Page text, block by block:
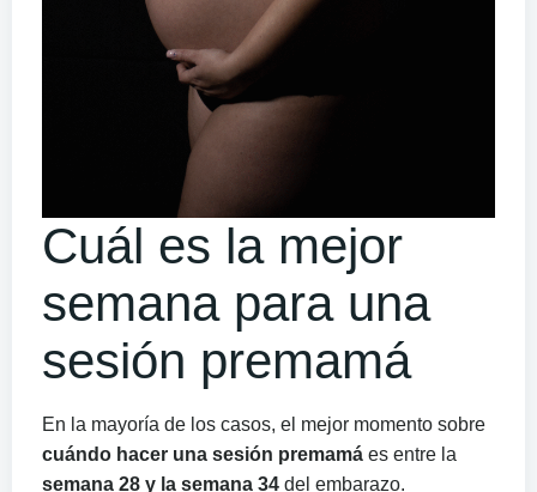
Cuál es la mejor
semana para una
sesión premamá
En la mayoría de los casos, el mejor momento sobre
cuándo hacer una sesión premamá es entre la
semana 28 y la semana 34 del embarazo.